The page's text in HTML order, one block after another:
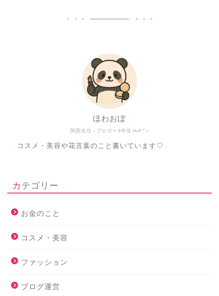
関西在住♀ブロガー3年生ᝰ✍︎꙳⋆
ほわおぽ
コスメ・美容や花言葉のこと書いています♡
カテゴリー
お金のこと
コスメ・美容
ファッション
ブログ運営